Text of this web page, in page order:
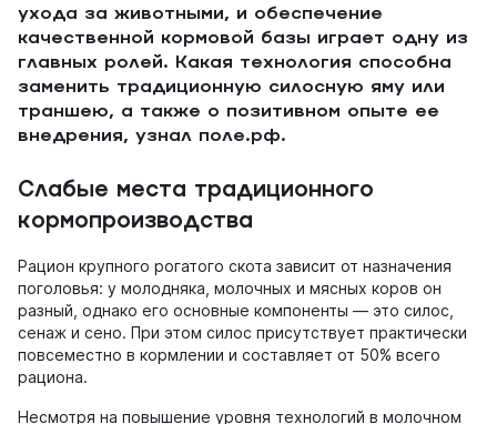
ухода за животными, и обеспечение
качественной кормовой базы играет одну из
главных ролей. Какая технология способна
заменить традиционную силосную яму или
траншею, а также о позитивном опыте ее
внедрения, узнал поле.рф.
Слабые места традиционного
кормопроизводства
Рацион крупного рогатого скота зависит от назначения
поголовья: у молодняка, молочных и мясных коров он
разный, однако его основные компоненты — это силос,
сенаж и сено. При этом силос присутствует практически
повсеместно в кормлении и составляет от 50% всего
рациона.
Несмотря на повышение уровня технологий в молочном